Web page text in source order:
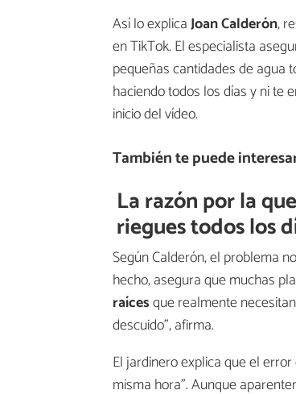
Así lo explicaJoan Calderón,
en TikTok. El especialista
pequeñas cantidades de agua
haciendo todos los días y ni te
inicio del vídeo.
También te puede
La razón por la
riegues todos los
Según Calderón, el problema
hecho, asegura que muchas
raícesque realmente
descuido”, afirma.
El jardinero explica que el
misma hora”. Aunque